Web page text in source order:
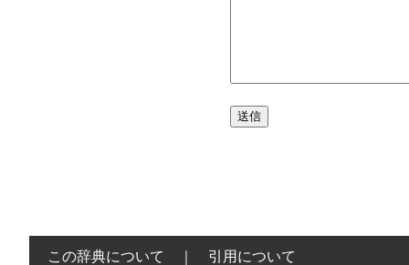
この辞典について 引用について